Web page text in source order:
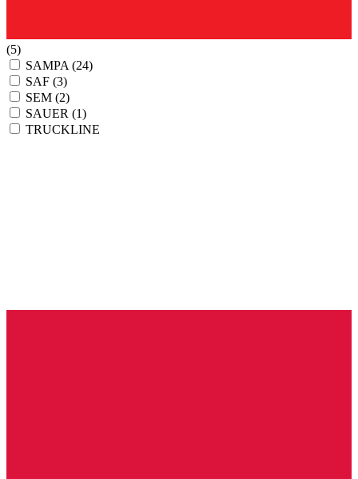
(5)
SAMPA (24)
SAF (3)
SEM (2)
SAUER (1)
TRUCKLINE